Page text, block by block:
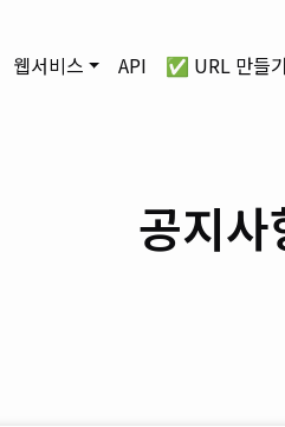
웹서비스 API ✅ URL 만들기
공지사